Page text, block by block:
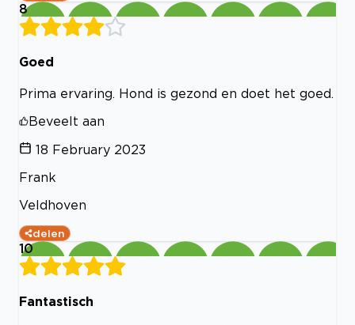
8
Goed
Prima ervaring. Hond is gezond en doet het goed.
Beveelt aan
18 February 2023
Frank
Veldhoven
delen
10
Fantastisch